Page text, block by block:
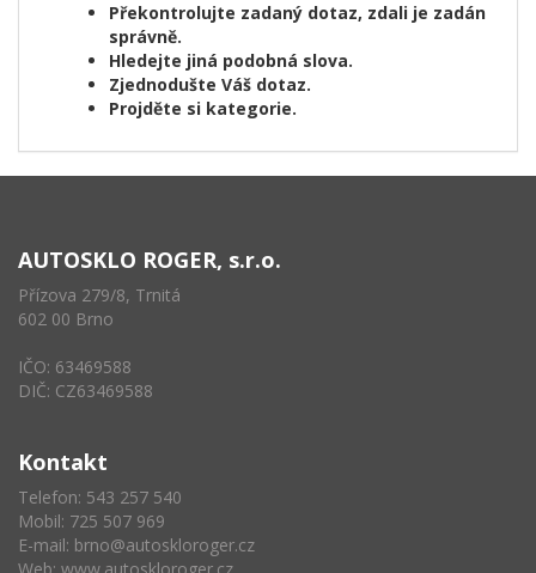
Překontrolujte zadaný dotaz, zdali je zadán
správně.
Hledejte jiná podobná slova.
Zjednodušte Váš dotaz.
Projděte si kategorie.
AUTOSKLO ROGER, s.r.o.
Přízova 279/8, Trnitá
602 00 Brno
IČO: 63469588
DIČ: CZ63469588
Kontakt
Telefon: 543 257 540
Mobil: 725 507 969
E-mail: brno@autoskloroger.cz